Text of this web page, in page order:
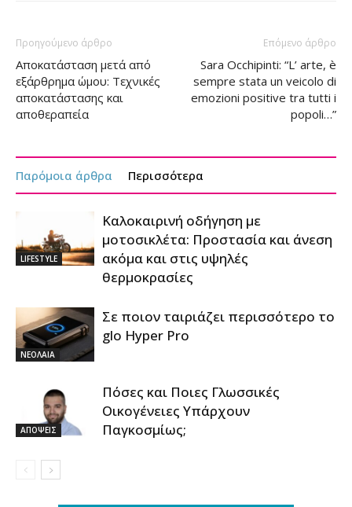
Προηγούμενο άρθρο
Αποκατάσταση μετά από
εξάρθρημα ώμου: Τεχνικές
αποκατάστασης και
αποθεραπεία
Επόμενο άρθρο
Sara Occhipinti: “L’ arte, è
sempre stata un veicolo di
emozioni positive tra tutti i
popoli…”
Παρόμοια άρθρα Περισσότερα
LIFESTYLE
Καλοκαιρινή οδήγηση με
μοτοσικλέτα: Προστασία και άνεση
ακόμα και στις υψηλές
θερμοκρασίες
ΝΕΟΛΑΙΑ
Σε ποιον ταιριάζει περισσότερο το
glo Hyper Pro
ΑΠΟΨΕΙΣ
Πόσες και Ποιες Γλωσσικές
Οικογένειες Υπάρχουν
Παγκοσμίως;